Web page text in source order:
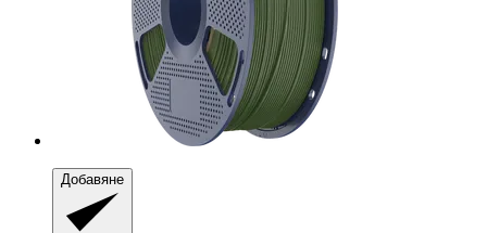
Добавяне